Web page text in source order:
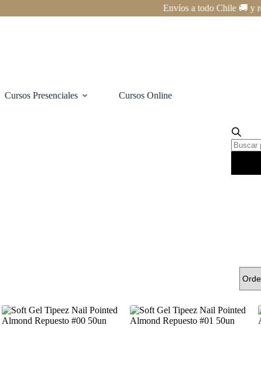
Envíos a todo Chile 🚚 y
Cursos Presenciales Cursos Online
de